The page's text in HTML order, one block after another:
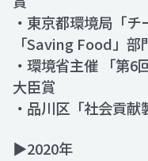
・東京都環境局「
「Saving Food」部
・環境省主催 「第
大臣賞
・品川区「社会貢
▶2020年